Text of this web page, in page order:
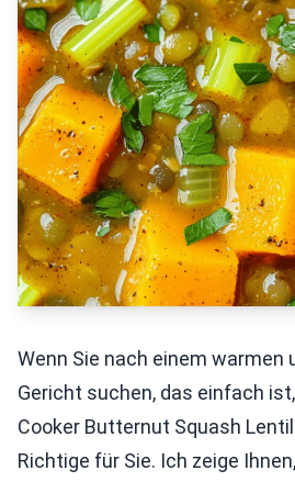
Wenn Sie nach einem warmen
Gericht suchen, das einfach
Cooker Butternut Squash
Richtige für Sie. Ich zeige